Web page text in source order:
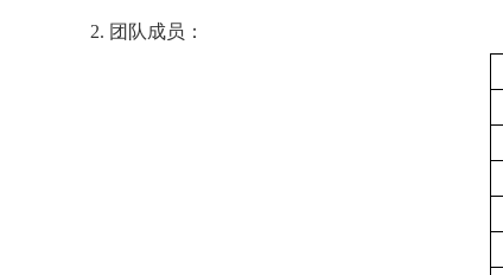
2. 团队成员：